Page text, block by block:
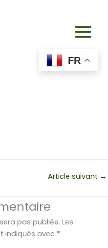
Article suivant →
pas publiée. Les
indiqués avec *
FR